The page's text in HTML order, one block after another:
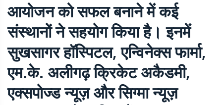
आयोजन को सफल बनाने में कई
संस्थानों ने सहयोग किया है। इनमें
सुखसागर हॉस्पिटल, एन्विनेक्स फार्मा,
एम.के. अलीगढ़ क्रिकेट अकैडमी,
एक्सपोज्ड न्यूज़ और सिग्मा न्यूज़